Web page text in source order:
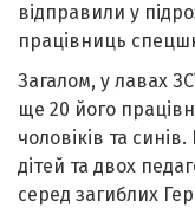
відправили у
працівниць
Загалом, у лавах
ще 20 його
чоловіків та
дітей та двох
серед загиблих